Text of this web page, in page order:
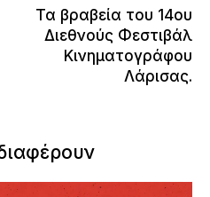
Τα βραβεία του 14ου
Διεθνούς Φεστιβάλ
Κινηματογράφου
Λάρισας.